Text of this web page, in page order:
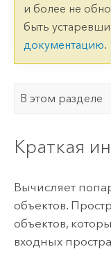
и более не
быть
документацию.
В этом разделе
Краткая
Вычисляет
объектов.
объектов,
входных